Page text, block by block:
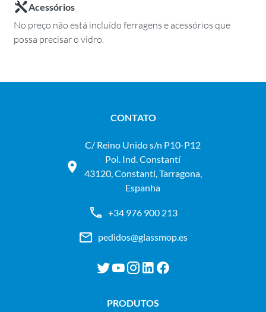
Acessórios
No preço não está incluído ferragens e acessórios que
possa precisar o vidro.
CONTATO
C/ Reino Unido s/n P10-P12
Pol. Ind. Constantí
43120, Constantí, Tarragona,
Espanha
+34 976 900 213
pedidos@glassmop.es
PRODUTOS